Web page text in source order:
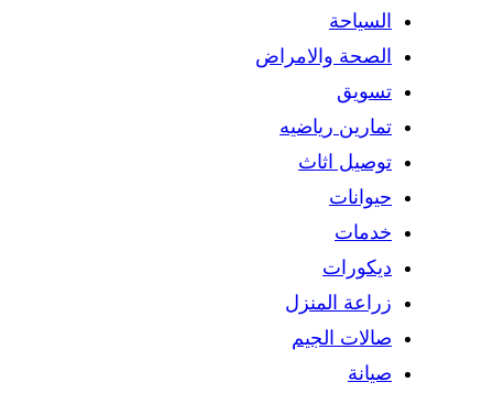
السياحة
الصحة والامراض
تسويق
تمارين رياضيه
توصيل اثاث
حيوانات
خدمات
ديكورات
زراعة المنزل
صالات الجيم
صيانة